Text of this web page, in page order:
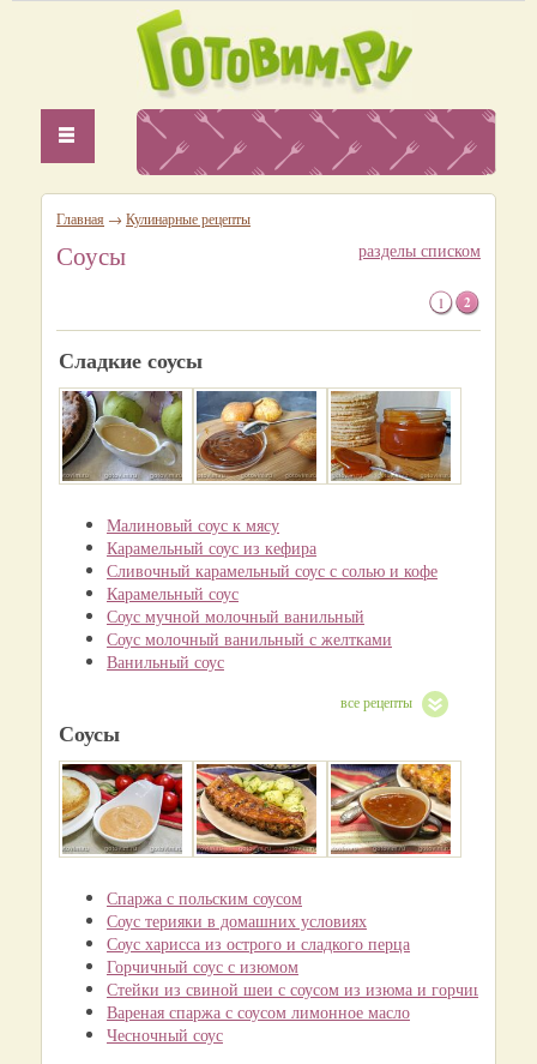
Главная → Кулинарные рецепты
разделы списком
Соусы
1 2
Сладкие соусы
Малиновый соус к мясу
Карамельный соус из кефира
Сливочный карамельный соус с солью и кофе
Карамельный соус
Соус мучной молочный ванильный
Соус молочный ванильный с желтками
Ванильный соус
все рецепты
Соусы
Спаржа с польским соусом
Соус терияки в домашних условиях
Соус харисса из острого и сладкого перца
Горчичный соус с изюмом
Стейки из свиной шеи с соусом из изюма и горчицы
Вареная спаржа с соусом лимонное масло
Чесночный соус